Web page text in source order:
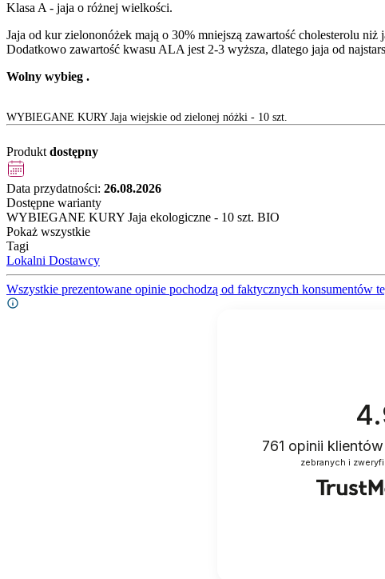
Klasa A - jaja o różnej wielkości.
Jaja od kur zielononóżek mają o 30% mniejszą zawartość cholesterolu
Dodatkowo zawartość kwasu ALA jest 2-3 wyższa, dlatego jaja od
Wolny wybieg .
WYBIEGANE KURY Jaja wiejskie od zielonej nóżki - 10 szt.
Produkt dostępny
Data przydatności: 26.08.2026
Dostępne warianty
WYBIEGANE KURY Jaja ekologiczne - 10 szt. BIO
Pokaż wszystkie
Tagi
Lokalni Dostawcy
Wszystkie prezentowane opinie pochodzą od faktycznych konsumentów
761 opinii klientów
zebranych i